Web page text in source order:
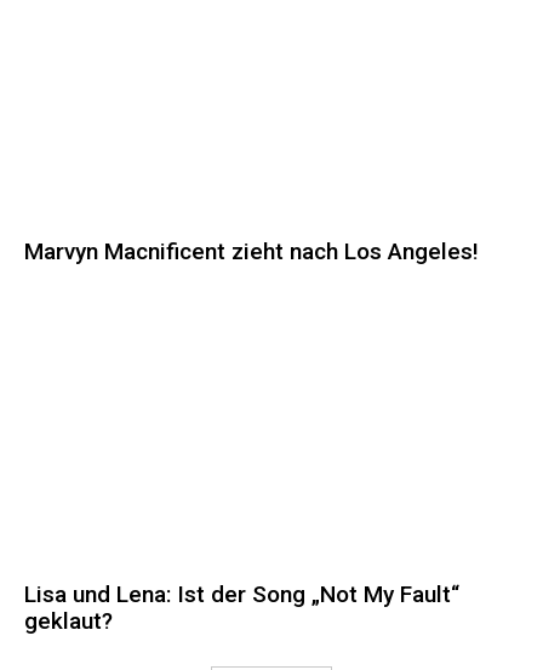
Marvyn Macnificent zieht nach Los Angeles!
Lisa und Lena: Ist der Song „Not My Fault“
geklaut?